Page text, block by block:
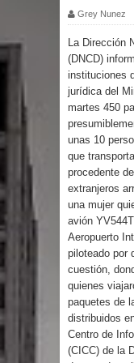
Grey Nunez
La Dirección
(DNCD)
instituciones
jurídica del
martes 450
unas 10
que
procedente
extranjeros
una mujer
avión
Aeropuerto
piloteado por
cuestión,
quienes
paquetes de
distribuidos
Centro de
(CICC) de la